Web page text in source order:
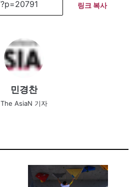
링크 복사
민경찬
The AsiaN 기자